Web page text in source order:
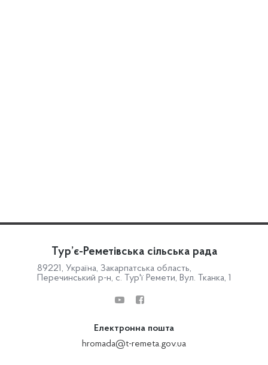
Тур’є-Реметівська сільська рада
89221, Україна, Закарпатська область,
Перечинський р-н, с. Тур'ї Ремети, Вул. Тканка, 1
Електронна пошта
hromada@t-remeta.gov.ua